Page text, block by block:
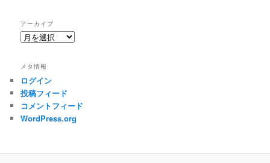
アーカイブ
ア
イ
ブ
メタ情報
ログイン
投稿フィード
コメントフィード
WordPress.org